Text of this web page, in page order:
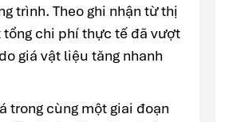
trình. Theo ghi nhận từ thị
chi phí thực tế đã vượt
giá vật liệu tăng nhanh
trong cùng một giai đoạn